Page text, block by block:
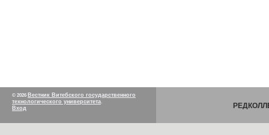
© 2026 Вестник Витебского государственного
технологического университета.
Вход